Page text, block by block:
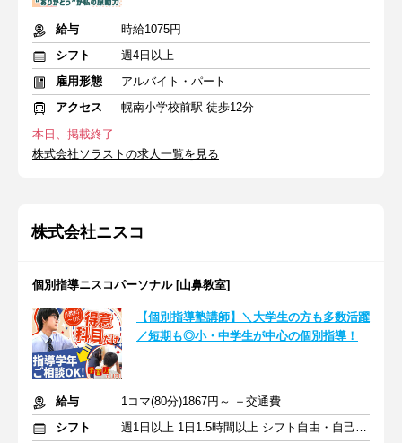
給与
時給1075円
シフト
週4日以上
雇用形態
アルバイト・パート
アクセス
幌南小学校前駅 徒歩12分
本日、掲載終了
株式会社ソラストの求人一覧を見る
株式会社ニスコ
個別指導ニスコパーソナル [山鼻教室]
【個別指導塾講師】＼大学生の方も多数活躍
／短期も◎小・中学生が中心の個別指導！
給与
1コマ(80分)1867円～ ＋交通費
シフト
週1日以上 1日1.5時間以上 シフト自由・自己申告